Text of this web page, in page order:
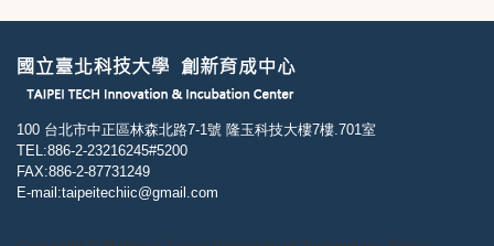
100 台北市中正區林森北路7-1號 隆玉科技大樓7樓.701室
TEL:886-2-23216245#5200
FAX:886-2-87731249
E-mail:taipeitechiic@gmail.com